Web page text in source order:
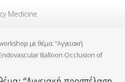
Ιατρικής
Medicine
με θέμα: “Αγγειακή
Balloon Occlusion of